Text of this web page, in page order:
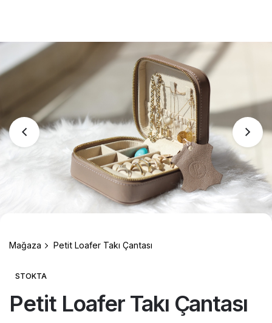
Mağaza Petit Loafer Takı Çantası
STOKTA
Petit Loafer Takı Çantası